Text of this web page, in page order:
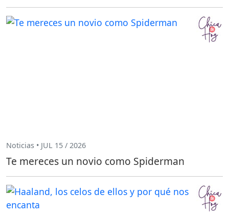
Noticias • JUL 15 / 2026
Te mereces un novio como Spiderman